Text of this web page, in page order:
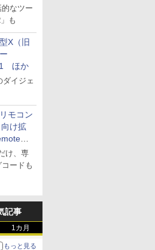
なツー
も
X（旧
ほか
ダイジェ
モコン
け拡
」
け、専
ードも
記事
1カ月
もっと見る